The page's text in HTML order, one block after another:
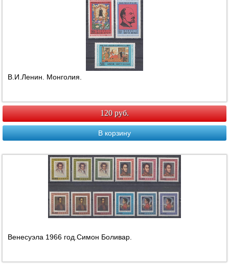
В.И.Ленин. Монголия.
120 руб.
В корзину
Венесуэла 1966 год.Симон Боливар.